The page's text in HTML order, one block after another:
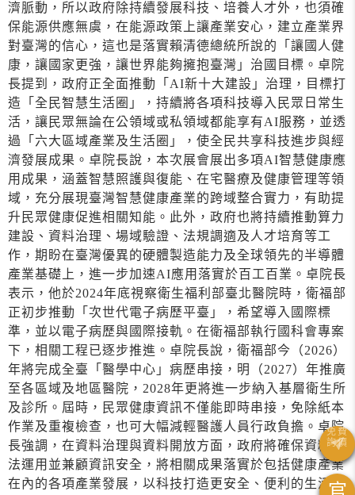
濟脈動，所以政府除持續發展科技、培養人才外，也須確
保能源供應無虞，在能源政策上讓產業安心，建立產業界
對臺灣的信心，這也是落實賴清德總統所說的「讓國人健
康，讓國家更強，讓世界能夠擁抱臺灣」治國目標。卓院
長提到，政府正全面推動「AI新十大建設」治理，目標打
造「全民智慧生活圈」，持續將各項科技導入民眾日常生
活，讓民眾無論在公領域或私領域都能享有AI服務，並透
過「六大區域產業及生活圈」，使全民共享科技進步與經
濟發展成果。卓院長說，本次展會展出多項AI智慧健康應
用成果，涵蓋智慧照護與復能、在宅醫療及健康管理等領
域，充分展現臺灣智慧健康產業的跨域整合實力，有助提
升民眾健康促進相關知能。此外，政府也將持續推動算力
建設、資料治理、場域驗證、法規調適及人才培育等工
作，期盼在臺灣優異的硬體製造能力及全球領先的半導體
產業基礎上，進一步加速AI應用落實於百工百業。卓院長
表示，他於2024年底視察衛生福利部臺北醫院時，衛福部
正初步推動「次世代電子病歷平臺」，希望導入國際標
準，並以電子病歷與國際接軌。在衛福部執行國科會專案
下，相關工程已逐步推進。卓院長說，衛福部今（2026）
年將完成全臺「醫學中心」病歷串接，明（2027）年推廣
至各區域及地區醫院，2028年更將進一步納入基層衛生所
及診所。屆時，民眾健康資訊不僅能即時串接，免除紙本
作業及重複檢查，也可大幅減輕醫護人員行政負擔。卓院
長強調，在資料治理與資料開放方面，政府將確保資料合
法運用並兼顧資訊安全，將相關成果落實於包括健康產業
在內的各項產業發展，以科技打造更安全、便利的生活環
官